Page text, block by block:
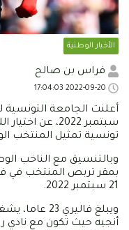
الأخبار الوطنية
فراس بن صالح
سبتمبر 2022،
تونسية تمثيل المنتخب
وبالتنسيق مع الناخب
بمقر تربص المنتخب في
21 سبتمبر 2022.
ويبلغ
أنجيه حيث تكون مع نادي